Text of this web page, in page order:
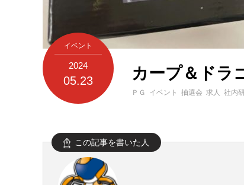
イベント
2024
05.23 カープ＆ドラ
ＰＧ イベント 抽選会 求人 社内
この記事を書いた人